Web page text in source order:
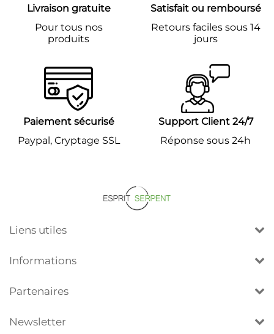
Livraison gratuite
Pour tous nos
produits
Satisfait ou remboursé
Retours faciles sous 14
jours
Paiement sécurisé
Paypal, Cryptage SSL
Support Client 24/7
Réponse sous 24h
Liens utiles
Informations
Partenaires
Newsletter